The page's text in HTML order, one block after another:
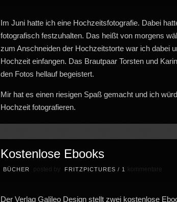
Im Juni hatte ich eine Hochzeitsfotografie. Dabei
fotografisch festzuhalten. Das heißt von morgens
zum Anschneiden der Hochzeitstorte war ich dabei
Hochzeit einfangen. Das Brautpaar Torsten und
den Fotos hellauf begeistert.
Mir hat es einen riesigen Spaß gemacht und ich
Hochzeit fotografieren.
Kostenlose Ebooks
BÜCHER posted by FRITZPICTURES / 1 kommentare
Der Verlag Galileo Design stellt zwei kostenlose